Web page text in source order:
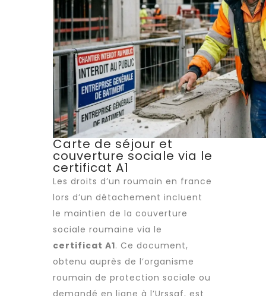
Carte de séjour et
couverture sociale via le
certificat A1
Les droits d’un roumain en france
lors d’un détachement incluent
le maintien de la couverture
sociale roumaine via le
certificat A1. Ce document,
obtenu auprès de l’organisme
roumain de protection sociale ou
demandé en ligne à l’Urssaf, est